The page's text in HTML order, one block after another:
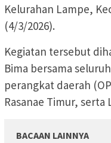
Kelurahan Lampe,
(4/3/2026).
Kegiatan tersebut
Bima bersama
perangkat daerah
Rasanae Timur, serta
BACAAN LAINNYA